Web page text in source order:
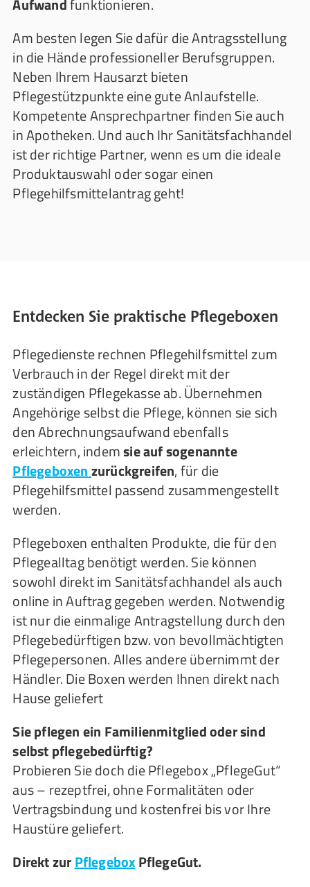
Aufwandfunktionieren.
Am besten legen Sie dafür die Antragsstellung
in die Hände professioneller Berufsgruppen.
Neben Ihrem Hausarzt bieten
Pflegestützpunkte eine gute Anlaufstelle.
Kompetente Ansprechpartner finden Sie auch
in Apotheken. Und auch Ihr Sanitätsfachhandel
ist der richtige Partner, wenn es um die ideale
Produktauswahl oder sogar einen
Pflegehilfsmittelantrag geht!
Entdecken Sie praktische Pflegeboxen
Pflegedienste rechnen Pflegehilfsmittel zum
Verbrauch in der Regel direkt mit der
zuständigen Pflegekasse ab. Übernehmen
Angehörige selbst die Pflege, können sie sich
den Abrechnungsaufwand ebenfalls
erleichtern, indemsie auf sogenannte
Pflegeboxenzurückgreifen, für die
Pflegehilfsmittel passend zusammengestellt
werden.
Pflegeboxen enthalten Produkte, die für den
Pflegealltag benötigt werden. Sie können
sowohl direkt im Sanitätsfachhandel als auch
online in Auftrag gegeben werden. Notwendig
ist nur die einmalige Antragstellung durch den
Pflegebedürftigen bzw. von bevollmächtigten
Pflegepersonen. Alles andere übernimmt der
Händler. Die Boxen werden Ihnen direkt nach
Hause geliefert
Sie pflegen ein Familienmitglied oder sind
selbst pflegebedürftig?
Probieren Sie doch die Pflegebox „PflegeGut“
aus – rezeptfrei, ohne Formalitäten oder
Vertragsbindung und kostenfrei bis vor Ihre
Haustüre geliefert.
Direkt zurPflegeboxPflegeGut.